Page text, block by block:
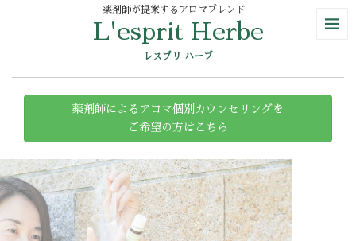
薬剤師が提案するアロマブレンド
L'esprit Herbe
レスプリ ハーブ
薬剤師によるアロマ個別カウンセリングを
ご希望の方はこちら